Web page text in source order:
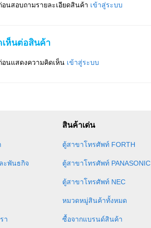
นสอบถามรายละเอียดสินค้า เข้าสู่ระบบ
ห็นต่อสินค้า
นแสดงความคิดเห็น เข้าสู่ระบบ
ะพันธกิจ
า
สินค้าเด่น
ตู้สาขาโทรศัพท์ FORTH
ตู้สาขาโทรศัพท์ PANASONIC
ตู้สาขาโทรศัพท์ NEC
หมวดหมู่สินค้าทั้งหมด
ซื้อจากแบรนด์สินค้า